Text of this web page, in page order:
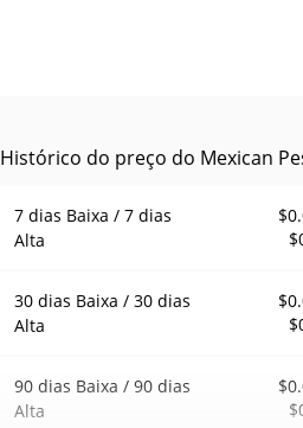
Histórico do preço do Mexican
7 dias Baixa / 7 dias
Alta
30 dias Baixa / 30 dias
Alta
90 dias Baixa / 90 dias
Alta